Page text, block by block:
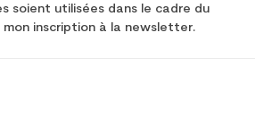
soient utilisées dans le cadre du
inscription à la newsletter.